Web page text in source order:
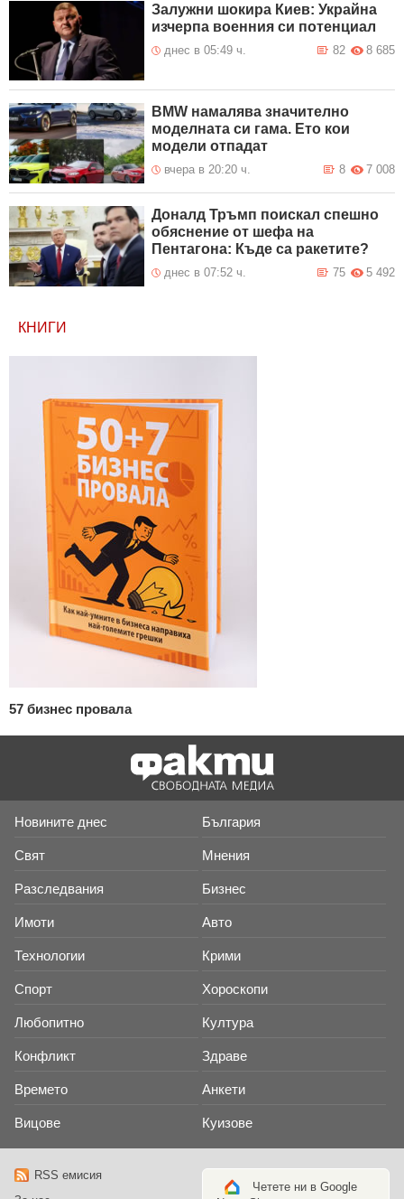
Залужни шокира Киев: Украйна
изчерпа военния си потенциал
днес в 05:49 ч. 8 685
82
BMW намалява значително
моделната си гама. Ето кои
модели отпадат
вчера в 20:20 ч. 7 008
8
Доналд Тръмп поискал спешно
обяснение от шефа на
Пентагона: Къде са ракетите?
днес в 07:52 ч. 5 492
75
КНИГИ
57 бизнес провала
Новините днес България
Свят Мнения
Разследвания Бизнес
Имоти Авто
Технологии Крими
Спорт Хороскопи
Любопитно Култура
Конфликт Здраве
Времето Анкети
Вицове Куизове
RSS емисия
Четете ни в Google